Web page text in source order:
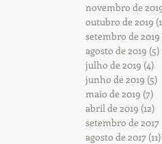
novembro de
outubro de 2019
setembro de 2019
agosto de 2019 (5)
julho de 2019 (4)
junho de 2019 (5)
maio de 2019 (7)
abril de 2019 (12)
setembro de 2017
agosto de 2017 (11)